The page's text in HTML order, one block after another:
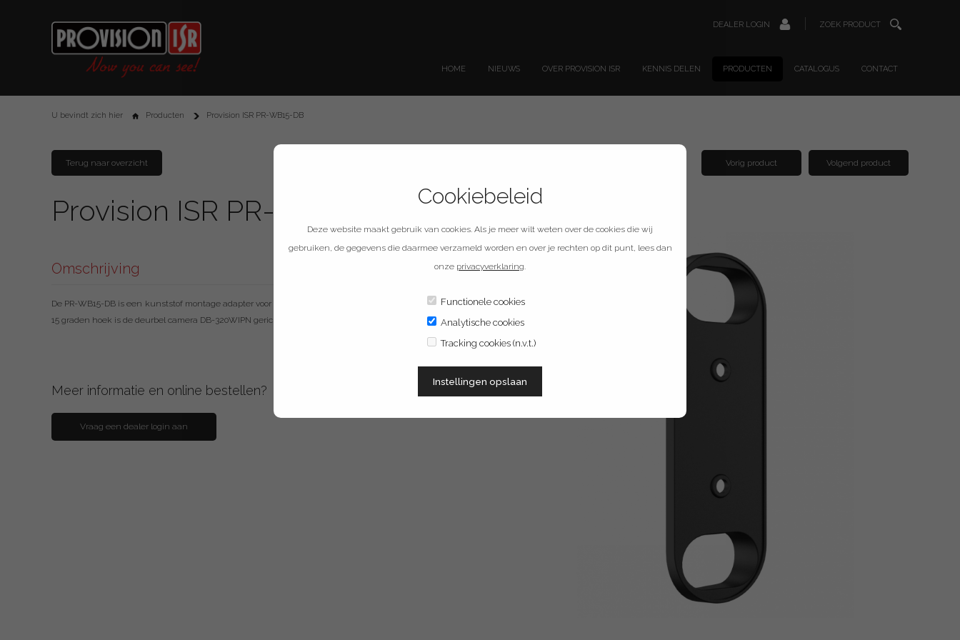
DEALER LOGIN ZOEK PRODUCT
HOME NIEUWS OVER PROVISION ISR KENNIS DELEN PRODUCTEN CATALOGUS CONTACT
U bevindt zich hier Producten Provision ISR PR-WB15-DB
Terug naar overzicht Volgend product
Vorig product
Provision ISR PR-WB15-DB
Omschrijving
De PR-WB15-DB is een kunststof montage adapter voor bevestiging op bijvoorbeeld een deurpost. Door de
15 graden hoek is de deurbel camera DB-320WIPN gericht op de persoon voor uw deur.
Meer informatie en online bestellen?
Vraag een dealer login aan
Cookiebeleid
Deze website maakt gebruik van cookies. Als je meer wilt weten over de cookies die wij
gebruiken, de gegevens die daarmee verzameld worden en over je rechten op dit punt, lees dan
onze privacyverklaring
Functionele cookies
Analytische cookies
Tracking cookies (n.v.t.)
Instellingen opslaan